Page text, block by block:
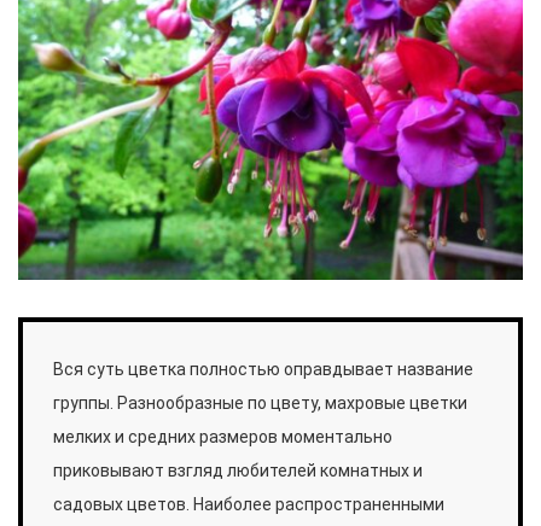
Вся суть цветка полностью оправдывает название
группы. Разнообразные по цвету, махровые цветки
мелких и средних размеров моментально
приковывают взгляд любителей комнатных и
садовых цветов. Наиболее распространенными